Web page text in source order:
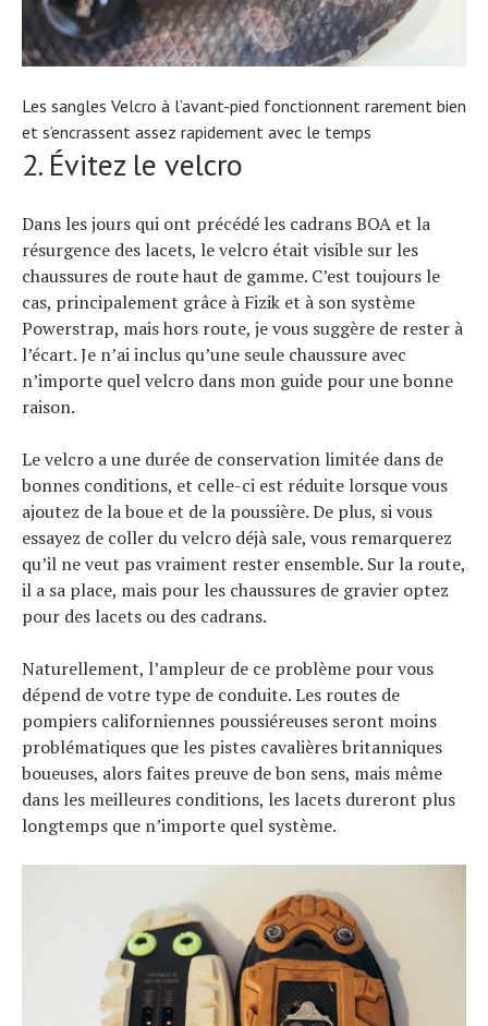
Les sangles Velcro à l’avant-pied fonctionnent rarement bien
et s’encrassent assez rapidement avec le temps
2. Évitez le velcro
Dans les jours qui ont précédé les cadrans BOA et la
résurgence des lacets, le velcro était visible sur les
chaussures de route haut de gamme. C’est toujours le
cas, principalement grâce à Fizik et à son système
Powerstrap, mais hors route, je vous suggère de rester à
l’écart. Je n’ai inclus qu’une seule chaussure avec
n’importe quel velcro dans mon guide pour une bonne
raison.
Le velcro a une durée de conservation limitée dans de
bonnes conditions, et celle-ci est réduite lorsque vous
ajoutez de la boue et de la poussière. De plus, si vous
essayez de coller du velcro déjà sale, vous remarquerez
qu’il ne veut pas vraiment rester ensemble. Sur la route,
il a sa place, mais pour les chaussures de gravier optez
pour des lacets ou des cadrans.
Naturellement, l’ampleur de ce problème pour vous
dépend de votre type de conduite. Les routes de
pompiers californiennes poussiéreuses seront moins
problématiques que les pistes cavalières britanniques
boueuses, alors faites preuve de bon sens, mais même
dans les meilleures conditions, les lacets dureront plus
longtemps que n’importe quel système.